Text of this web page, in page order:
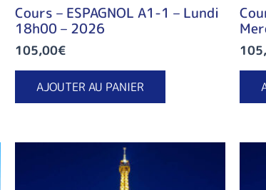
Cours – ESPAGNOL A1-1 – Lundi
18h00 – 2026
105,00€
AJOUTER AU PANIER